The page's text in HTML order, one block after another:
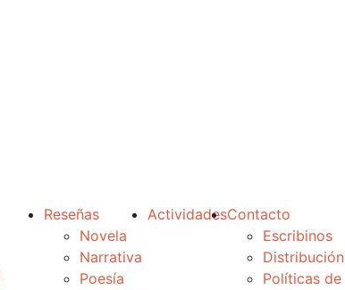
Reseñas
Novela
Narrativa
Poesía
ActividadesContacto
Escribinos
Distribución
Políticas de